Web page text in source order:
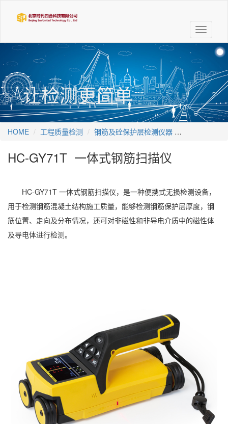
Toggle
让检测更简单
HOME 工程质量检测 钢筋及砼保护层检测仪器
HC-GY71T 一体式钢筋扫描仪
HC-GY71T 一体式钢筋扫描仪，是一种便携式无损检测设备，
用于检测钢筋混凝土结构施工质量，能够检测钢筋保护层厚度，钢
筋位置、走向及分布情况，还可对非磁性和非导电介质中的磁性体
及导电体进行检测。